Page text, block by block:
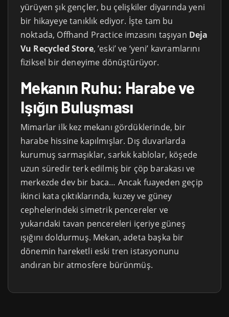
yürüyen şık gençler, bu çelişkiler diyarında yeni
bir hikayeye tanıklık ediyor. İşte tam bu
noktada, Offhand Practice imzasını taşıyan Deja
Vu Recycled Store, ’eski’ ve ‘yeni’ kavramlarını
fiziksel bir deneyime dönüştürüyor.
Mekanın Ruhu: Harabe ve
Işığın Buluşması
Mimarlar ilk kez mekanı gördüklerinde, bir
harabe hissine kapılmışlar. Dış duvarlarda
kurumuş sarmaşıklar, sarkık kablolar, köşede
uzun süredir terk edilmiş bir çöp barakası ve
merkezde dev bir baca… Ancak fuayeden geçip
ikinci kata çıktıklarında, kuzey ve güney
cephelerindeki simetrik pencereler ve
yukarıdaki tavan pencereleri içeriye güneş
ışığını doldurmuş. Mekan, adeta başka bir
dönemin hareketli eski tren istasyonunu
andıran bir atmosfere bürünmüş.